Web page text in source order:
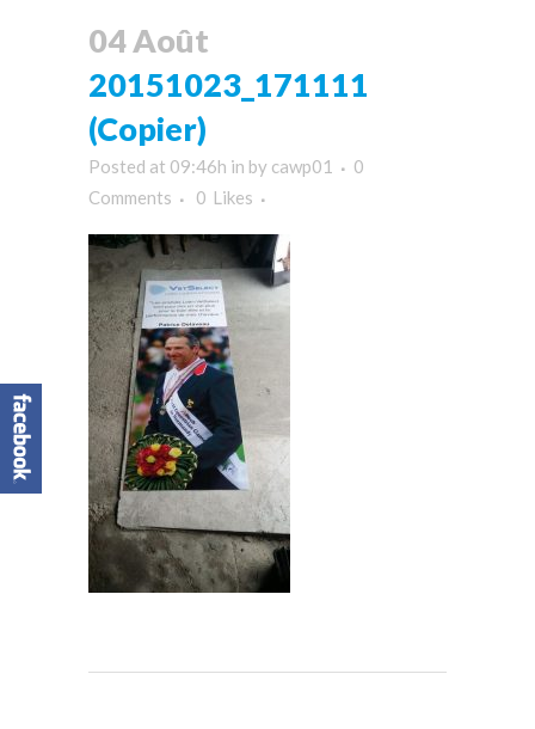
04 Août
20151023_171111
(Copier)
Posted at 09:46h in by cawp01
0
Comments
0 Likes